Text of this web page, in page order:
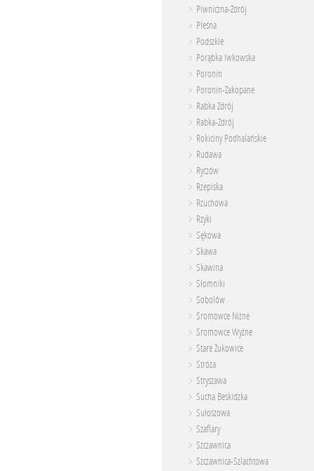
Piwniczna-Zdrój
Pleśna
Podszkle
Porąbka Iwkowska
Poronin
Poronin-Zakopane
Rabka Zdrój
Rabka-Zdrój
Rokiciny Podhalańskie
Rudawa
Ryczów
Rzepiska
Rzuchowa
Rzyki
Sękowa
Skawa
Skawina
Słomniki
Sobolów
Sromowce Niżne
Sromowce Wyżne
Stare Żukowice
Stróża
Stryszawa
Sucha Beskidzka
Sułoszowa
Szaflary
Szczawnica
Szczawnica-Szlachtowa